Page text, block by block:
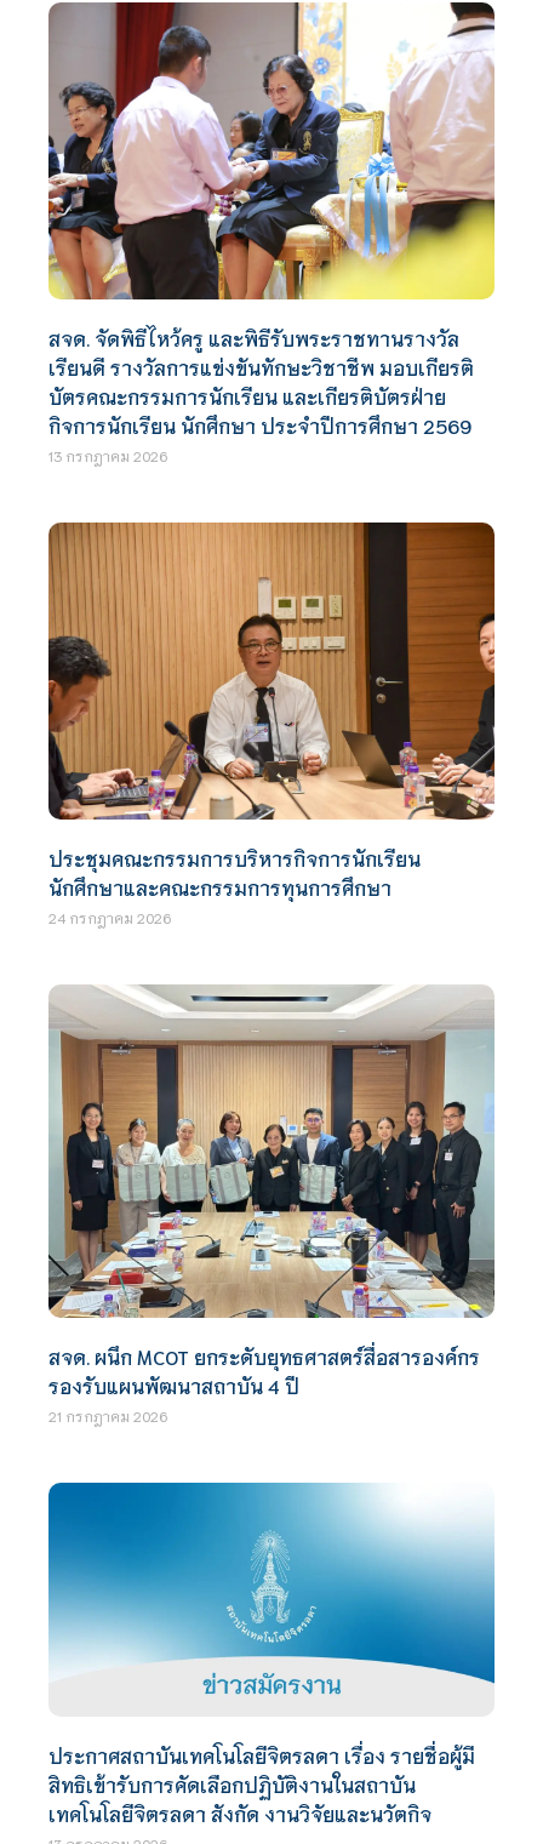
สจด. จัดพิธีไหว้ครู และพิธีรับพระราชทานรางวัล
เรียนดี รางวัลการแข่งขันทักษะวิชาชีพ มอบเกียรติ
บัตรคณะกรรมการนักเรียน และเกียรติบัตรฝ่าย
กิจการนักเรียน นักศึกษา ประจำปีการศึกษา 2569
13 กรกฎาคม 2026
ประชุมคณะกรรมการบริหารกิจการนักเรียน
นักศึกษาและคณะกรรมการทุนการศึกษา
24 กรกฎาคม 2026
สจด. ผนึก MCOT ยกระดับยุทธศาสตร์สื่อสารองค์กร
รองรับแผนพัฒนาสถาบัน 4 ปี
21 กรกฎาคม 2026
ประกาศสถาบันเทคโนโลยีจิตรลดา เรื่อง รายชื่อผู้มี
สิทธิเข้ารับการคัดเลือกปฏิบัติงานในสถาบัน
เทคโนโลยีจิตรลดา สังกัด งานวิจัยและนวัตกิจ